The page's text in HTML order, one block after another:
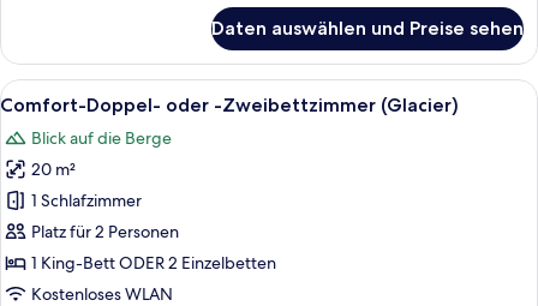
Doppelzimmer
(Flocon)
Daten auswählen und Preise sehen
Alle
Fotos
für
Comfort-
Doppel-
oder
-
Zweibettzimmer
Comfort-Doppel- oder -
7
Comfort-Doppel- oder -Zweibettzimmer (Glacier)
Blick auf die Berge
20 m²
1 Schlafzimmer
Platz für 2 Personen
1 King-Bett ODER 2 Einzelbetten
Kostenloses WLAN